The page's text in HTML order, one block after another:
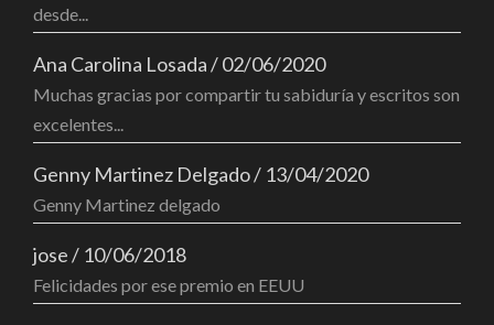
desde...
Ana Carolina Losada/02/06/2020
Muchas gracias por compartir tu sabiduría y escritos son
excelentes...
Genny Martinez Delgado/ 13/04/2020
Genny Martinez delgado
jose/ 10/06/2018
Felicidades por ese premio en EEUU